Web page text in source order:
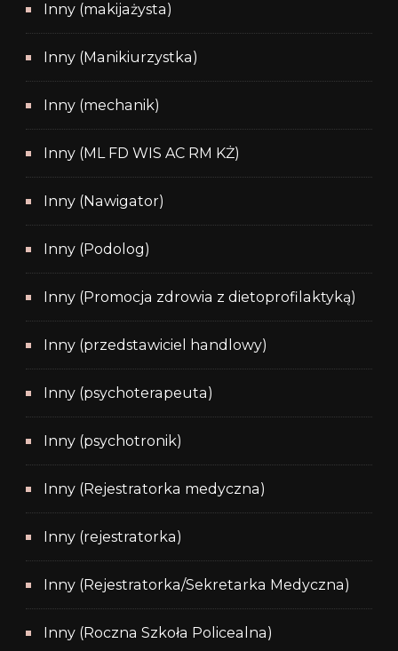
Inny (makijażysta)
Inny (Manikiurzystka)
Inny (mechanik)
Inny (ML FD WIS AC RM KŻ)
Inny (Nawigator)
Inny (Podolog)
Inny (Promocja zdrowia z dietoprofilaktyką)
Inny (przedstawiciel handlowy)
Inny (psychoterapeuta)
Inny (psychotronik)
Inny (Rejestratorka medyczna)
Inny (rejestratorka)
Inny (Rejestratorka/Sekretarka Medyczna)
Inny (Roczna Szkoła Policealna)